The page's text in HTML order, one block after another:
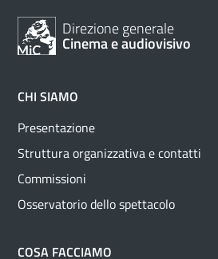
Direzione generale
Cinema e audiovisivo
CHI SIAMO
Presentazione
Struttura organizzativa e contatti
Commissioni
Osservatorio dello spettacolo
COSA FACCIAMO